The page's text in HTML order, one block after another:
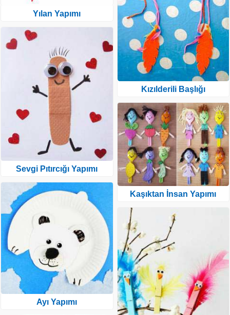
Yılan Yapımı
Sevgi Pıtırcığı Yapımı
Ayı Yapımı
Kızılderili Başlığı
Kaşıktan İnsan Yapımı